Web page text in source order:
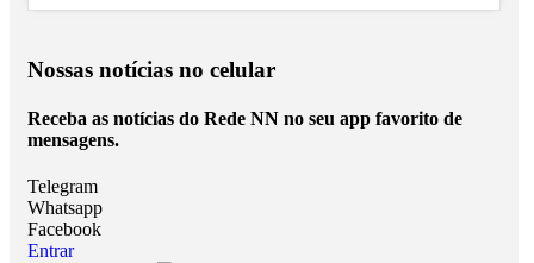
Nossas notícias no celular
Receba as notícias do Rede NN no seu app favorito de
mensagens.
Telegram
Whatsapp
Facebook
Entrar